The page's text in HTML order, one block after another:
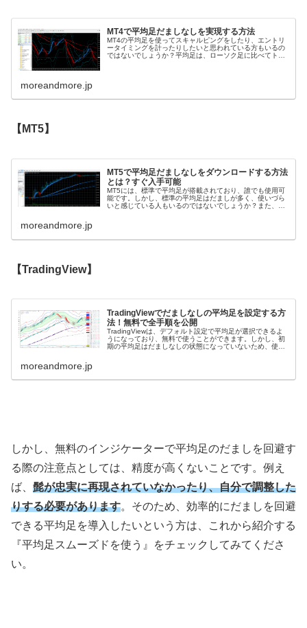
MT4で平均足だましなしを実現する方法
MT4の平均足を使ってスキャルピングをしたり、エントリ
ータイミングを計ったりしたいと思われている方もいるの
ではないでしょうか？平均足は、ローソク足に比べてトレ
moreandmore.jp
【MT5】
MT5で平均足だましなしをダウンロードする方法
とは？すぐ入手可能
MT5には、標準で平均足が搭載されており、誰でも使用可
能です。しかし、標準の平均足はだましが多く、使いづら
いと感じている人もいるのではないでしょうか？また、平
moreandmore.jp
【TradingView】
TradingViewでだましなしの平均足を設定する方
法！無料で全手順を公開
TradingViewは、デフォルト設定で平均足が選択できるよ
うになっており、無料で使うことができます。しかし、初
期の平均足はだましなしの状態になっていないため、使い
moreandmore.jp
しかし、無料のインジケーターで平均足のだましを回避す
る際の注意点としては、精度が高くないことです。例え
ば、 髭が忠実に再現されていなかったり、自分で調整した
りする必要があります。そのため、効率的にだましを回避
できる平均足を導入したいという方は、これから紹介する
『平均足スムーズドを使う』をチェックしてみてくださ
い。